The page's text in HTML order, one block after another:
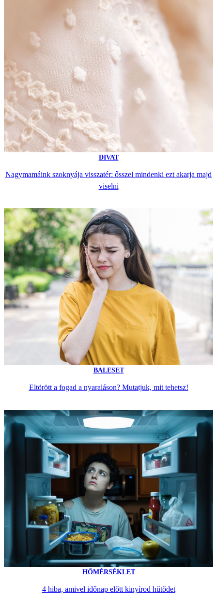
DIVAT
Nagymamáink szoknyája visszatér: ősszel mindenki ezt akarja majd
viselni
BALESET
Eltörött a fogad a nyaraláson? Mutatjuk, mit tehetsz!
HŐMÉRSÉKLET
4 hiba, amivel időnap előtt kinyírod hűtődet